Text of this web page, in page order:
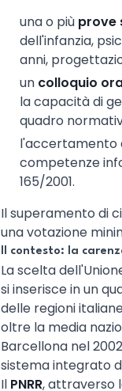
una o più prove
dell'infanzia,
anni,
un colloquio
la capacità di
quadro
l'accertamento
competenze
165/2001.
Il superamento di
una votazione
Il contesto: la
La scelta
si inserisce in un
delle regioni
oltre la media
Barcellona nel
sistema integrato
Il PNRR, attraverso